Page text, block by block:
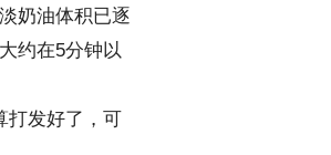
奶油体积已逐
约在5分钟以
打发好了，可